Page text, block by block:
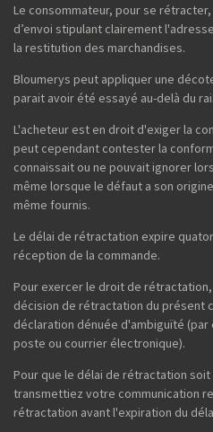
Le consommateur, pour se
d’envoi stipulant clairement
la restitution des marchandises.
Bloumerys peut appliquer une
parait avoir été essayé au-delà du
L'acheteur est en droit d'exiger la
peut cependant contester la
connaissait ou ne pouvait ignorer
même lorsque le défaut a son
même fournis.
Le délai de rétractation expire
réception de la commande.
Pour exercer le droit de
décision de rétractation du présent
déclaration dénuée d'ambiguïté
poste ou courrier électronique).
Pour que le délai de rétractation
transmettiez votre communication
rétractation avant l'expiration du